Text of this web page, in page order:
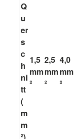
Q
u
er
s
c
h
ni
tt
(
m
m
1,5
mm
²
2,5
mm
²
4,0
mm
²